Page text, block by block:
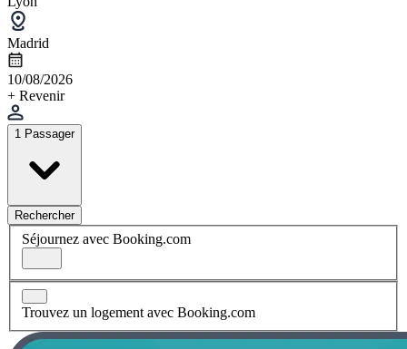
Madrid
10/08/2026
+ Revenir
1 Passager
Rechercher
Séjournez avec Booking.com
Trouvez un logement avec Booking.com